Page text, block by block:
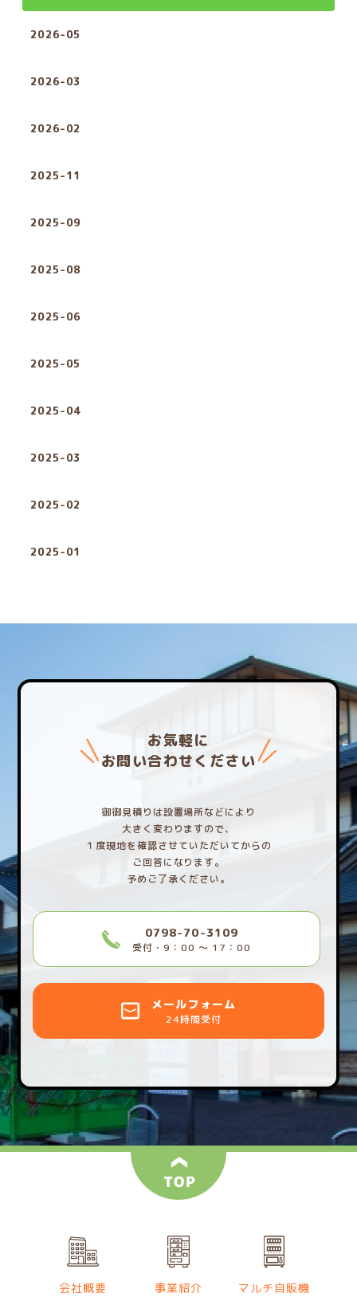
2026-05
2026-03
2026-02
2025-11
2025-09
2025-08
2025-06
2025-05
2025-04
2025-03
2025-02
2025-01
お気軽に
お問い合わせください
御御見積りは設置場所などにより
大きく変わりますので、
１度現地を確認させていただいてからの
ご回答になります。
予めご了承ください。
0798-70-3109
受付・9：00 〜 17：00
メールフォーム
24時間受付
会社概要 事業紹介 マルチ自販機